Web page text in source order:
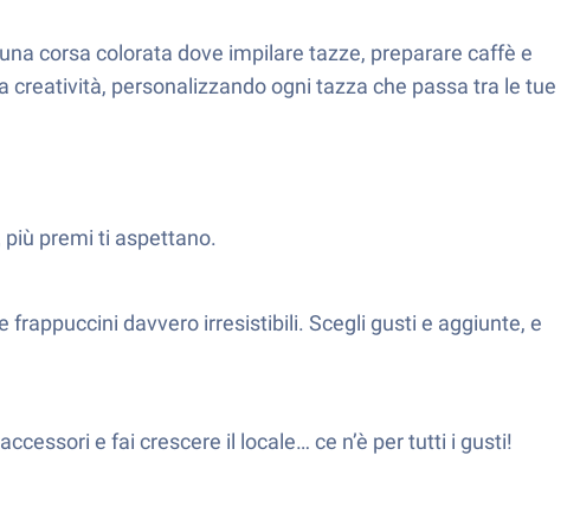
corsa colorata dove impilare tazze, preparare caffè e
personalizzando ogni tazza che passa tra le tue
premi ti aspettano.
davvero irresistibili. Scegli gusti e aggiunte, e
e fai crescere il locale… ce n’è per tutti i gusti!